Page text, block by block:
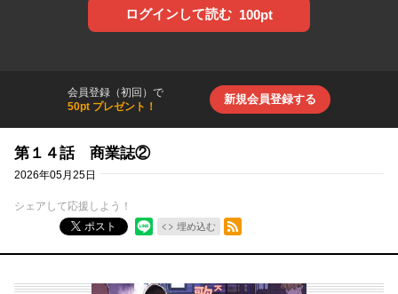
ログインして読む 100pt
会員登録（初回）で
50pt プレゼント！
新規会員登録する
第１４話 商業誌②
2026年05月25日
シェアして応援しよう！
ポスト
埋め込む
RSSフィード